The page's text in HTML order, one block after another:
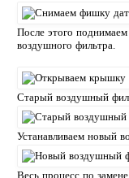
После этого
воздушного фильтра.
Старый воздушный
Устанавливаем новый
Весь процесс по